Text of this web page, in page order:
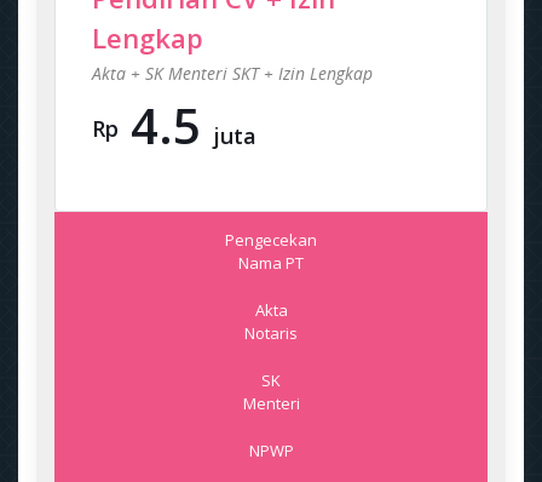
Lengkap
Akta + SK Menteri SKT + Izin Lengkap
Rp 4.5 juta
Pengecekan
Nama PT
Akta
Notaris
SK
Menteri
NPWP